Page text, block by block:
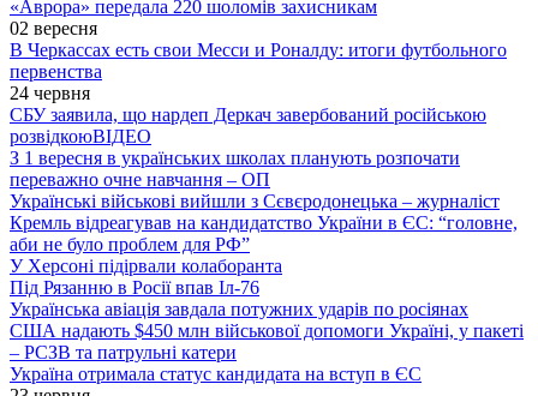
«Аврора» передала 220 шоломів захисникам
02 вересня
В Черкассах есть свои Месси и Роналду: итоги футбольного
первенства
24 червня
СБУ заявила, що нардеп Деркач завербований російською
розвідкоюВІДЕО
З 1 вересня в українських школах планують розпочати
переважно очне навчання – ОП
Українські військові вийшли з Сєвєродонецька – журналіст
Кремль відреагував на кандидатство України в ЄС: “головне,
аби не було проблем для РФ”
У Херсоні підірвали колаборанта
Під Рязанню в Росії впав Іл-76
Українська авіація завдала потужних ударів по росіянах
США надають $450 млн військової допомоги Україні, у пакеті
– РСЗВ та патрульні катери
Україна отримала статус кандидата на вступ в ЄС